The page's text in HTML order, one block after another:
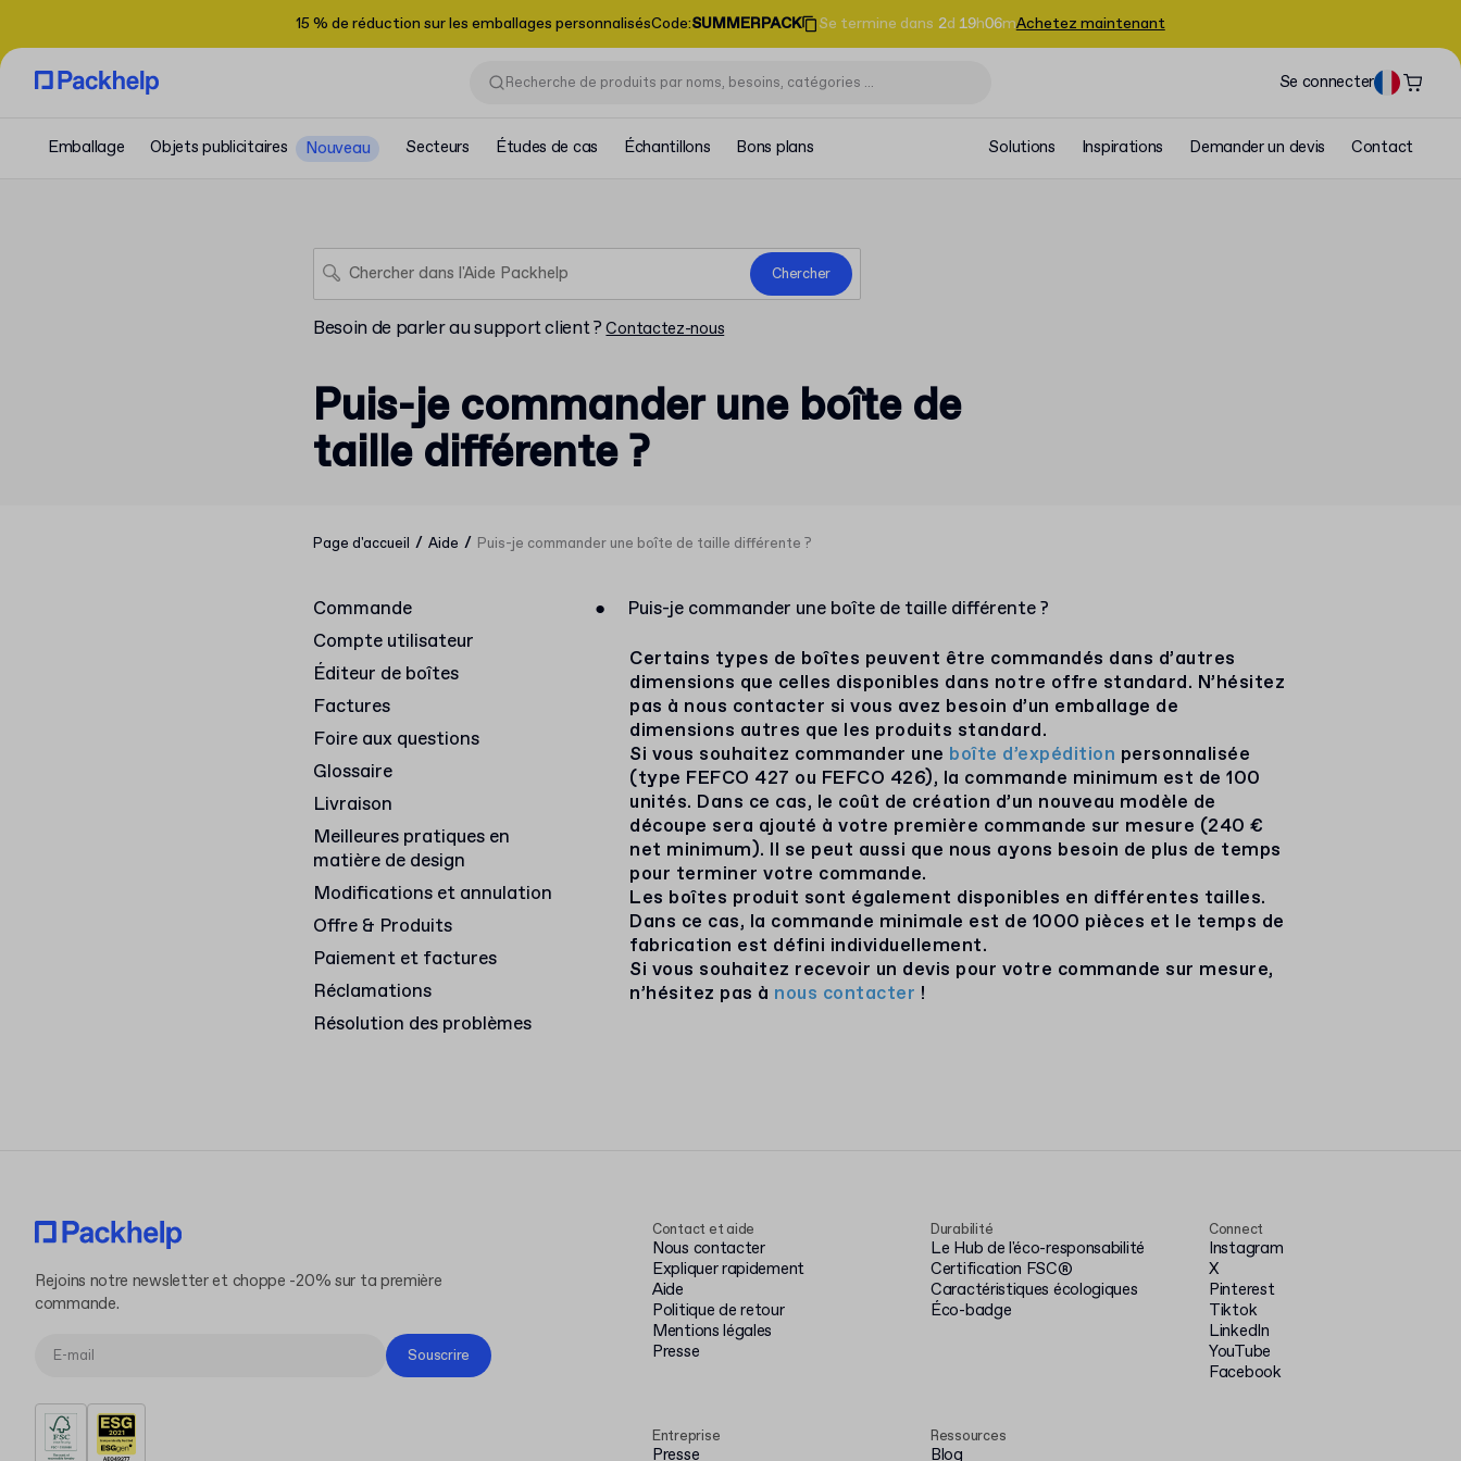
15 % de réduction sur les emballages personnalisésCode:SUMMERPACK Se termine dans 2d 19h06mAchetez maintenant
Se connecter
Emballage Objets publicitaires Nouveau Secteurs Études de cas Échantillons Bons plans Solutions Inspirations Demander un devis Contact
Chercher
Besoin de parler au support client ?Contactez-nous
Puis-je commander une boîte de
taille différente ?
Page d'accueil / Aide / Puis-je commander une boîte de taille différente ?
Commande
Compte utilisateur
Éditeur de boîtes
Factures
Foire aux questions
Glossaire
Livraison
Meilleures pratiques en
matière de design
Modifications et annulation
Offre & Produits
Paiement et factures
Réclamations
Résolution des problèmes
●
Puis-je commander une boîte de taille différente ?
Certains types de boîtes peuvent être commandés dans d’autres
dimensions que celles disponibles dans notre offre standard. N’hésitez
pas à nous contacter si vous avez besoin d’un emballage de
dimensions autres que les produits standard.
Si vous souhaitez commander une boîte d’expédition personnalisée
(type FEFCO 427 ou FEFCO 426), la commande minimum est de 100
unités. Dans ce cas, le coût de création d’un nouveau modèle de
découpe sera ajouté à votre première commande sur mesure (240 €
net minimum). Il se peut aussi que nous ayons besoin de plus de temps
pour terminer votre commande.
Les boîtes produit sont également disponibles en différentes tailles.
Dans ce cas, la commande minimale est de 1000 pièces et le temps de
fabrication est défini individuellement.
Si vous souhaitez recevoir un devis pour votre commande sur mesure,
n’hésitez pas à nous contacter !
Contact et aide
Nous contacter
Expliquer rapidement
Aide
Politique de retour
Mentions légales
Presse
Entreprise
Presse
Durabilité
Le Hub de l'éco-responsabilité
Certification FSC®
Caractéristiques écologiques
Éco-badge
Ressources
Blog
Connect
Instagram
X
Pinterest
Tiktok
LinkedIn
YouTube
Facebook
Rejoins notre newsletter et choppe -20% sur ta première
commande.
Souscrire